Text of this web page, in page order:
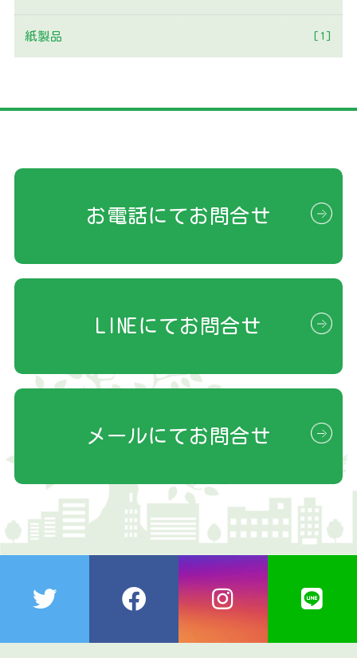
紙製品 [1]
お電話にてお問合せ
LINEにてお問合せ
メールにてお問合せ